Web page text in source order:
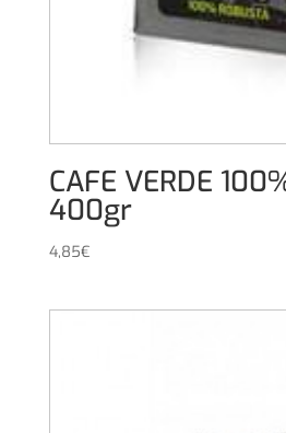
CAFE VERDE
400gr
4,85€